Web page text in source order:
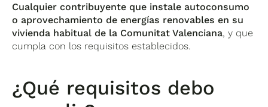
Cualquier contribuyente que instale autoconsumo
o aprovechamiento de energías renovables en su
vivienda habitual de la Comunitat Valenciana, y que
cumpla con los requisitos establecidos.
¿Qué requisitos debo